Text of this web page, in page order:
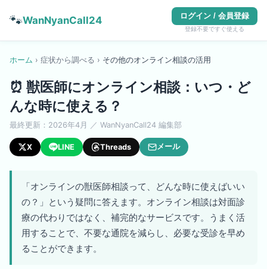
🐾WanNyanCall24 ログイン / 会員登録
登録不要ですぐ使える
ホーム › 症状から調べる › その他のオンライン相談の活用
⏰ 獣医師にオンライン相談：いつ・ど
んな時に使える？
最終更新： 2026年4月 ／ WanNyanCall24 編集部
X LINE Threads メール
「オンラインの獣医師相談って、どんな時に使えばいい
の？」という疑問に答えます。オンライン相談は対面診
療の代わりではなく、補完的なサービスです。うまく活
用することで、不要な通院を減らし、必要な受診を早め
ることができます。